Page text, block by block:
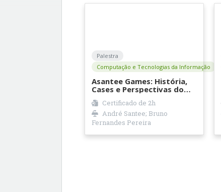
Palestra
Computação e Tecnologias da Informação
Asantee Games: História,
Cases e Perspectivas do
Certificado de 2h
André Santee; Bruno
Fernandes Pereira